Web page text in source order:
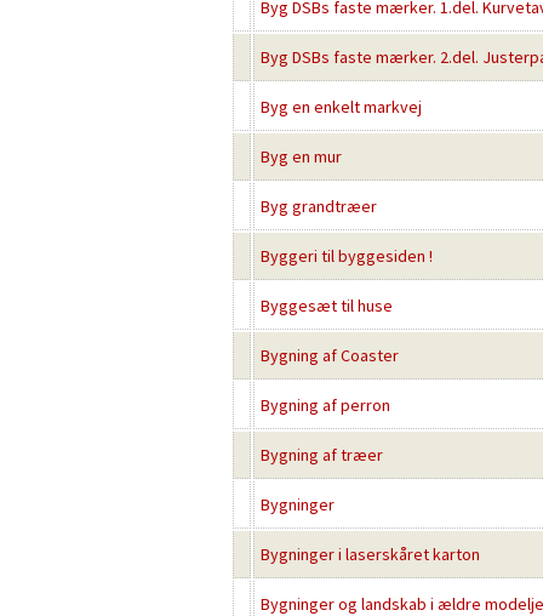
Byg DSBs faste mærker. 1.del.
Byg DSBs faste mærker. 2.del.
Byg en enkelt markvej
Byg en mur
Byg grandtræer
Byggeri til byggesiden !
Byggesæt til huse
Bygning af Coaster
Bygning af perron
Bygning af træer
Bygninger
Bygninger i laserskåret karton
Bygninger og landskab i ældre